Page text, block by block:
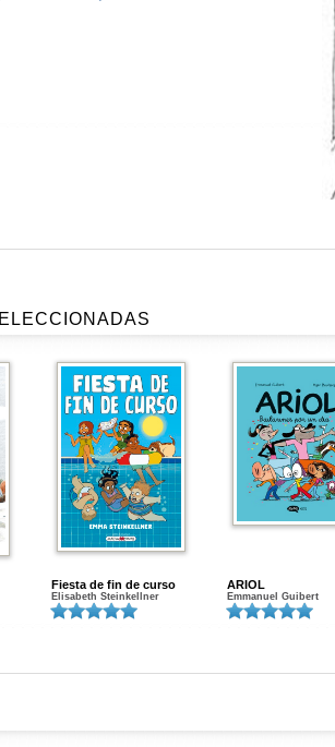
Fiesta de fin de curso
Elisabeth Steinkellner
ARIOL
Emmanuel Guibert